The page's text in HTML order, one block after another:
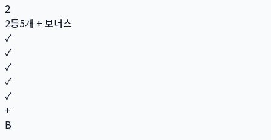
2
2등5개 + 보너스
✓
✓
✓
✓
✓
+
B